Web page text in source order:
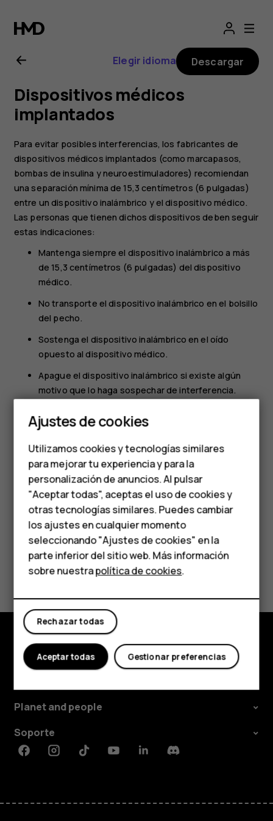
Manual
del
usuario
de
Nokia
4.2
Smartphones
Teléfonos de gama
media
Teléfonos para
personas mayores
HMD Terra M
Comprar
Mi cuenta
Elegir idioma Descargar
Dispositivos médicos
implantados
Para evitar posibles interferencias, los fabricantes de
dispositivos médicos implantados (como marcapasos,
bombas de insulina y neuroestimuladores) recomiendan
una separación mínima de 15,3 centímetros (6 pulgadas)
entre un dispositivo inalámbrico y el dispositivo médico.
Las personas que tienen dichos dispositivos deben seguir
estas indicaciones:
Mantenga siempre el dispositivo inalámbrico a más
de 15,3 centímetros (6 pulgadas) del dispositivo
médico.
No transporte el dispositivo inalámbrico en el bolsillo
del pecho.
Sostenga el dispositivo inalámbrico en el oído
opuesto al dispositivo médico.
Apague el dispositivo inalámbrico si existe algún
motivo que lo haga sospechar de interferencia.
dispositivo médico implantado.
Si tiene preguntas sobre el uso del dispositivo inalámbrico
con un dispositivo médico implantado, consulte al
proveedor de atención de salud.
¿Te ha parecido útil?
Sí No
Comprar
Planet and people
Soporte
FacebookInstagramTiktokYoutubeLinkedinDiscord
Ajustes de cookies
Utilizamos cookies y tecnologías similares
para mejorar tu experiencia y para la
personalización de anuncios. Al pulsar
"Aceptar todas", aceptas el uso de cookies y
otras tecnologías similares. Puedes cambiar
los ajustes en cualquier momento
seleccionando "Ajustes de cookies" en la
parte inferior del sitio web. Más información
sobre nuestrapolítica de cookies.
Rechazar todas
Gestionar preferencias
Aceptar todas